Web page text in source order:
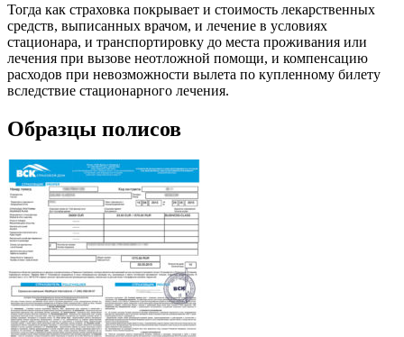
Тогда как страховка покрывает и стоимость лекарственных
средств, выписанных врачом, и лечение в условиях
стационара, и транспортировку до места проживания или
лечения при вызове неотложной помощи, и компенсацию
расходов при невозможности вылета по купленному билету
вследствие стационарного лечения.
Образцы полисов